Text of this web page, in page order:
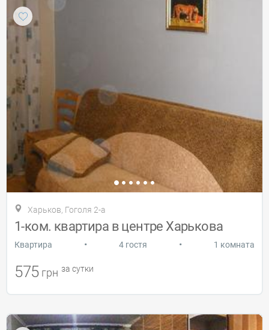
Харьков, Гоголя 2-а
1-ком. квартира в центре Харькова
Квартира • 4 гостя • 1 комната
575 грн за сутки